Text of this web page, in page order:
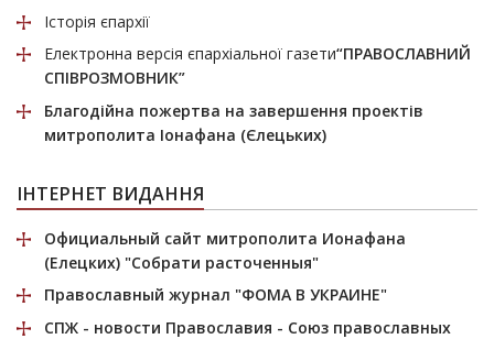
Історія єпархії
Електронна версія єпархіальної газети“ПРАВОСЛАВНИЙ
СПІВРОЗМОВНИК”
Благодійна пожертва на завершення проектів
митрополита Іонафана (Єлецьких)
ІНТЕРНЕТ ВИДАННЯ
Официальный сайт митрополита Ионафана
(Елецких) "Собрати расточенныя"
Православный журнал "ФОМА В УКРАИНЕ"
СПЖ - новости Православия - Союз православных